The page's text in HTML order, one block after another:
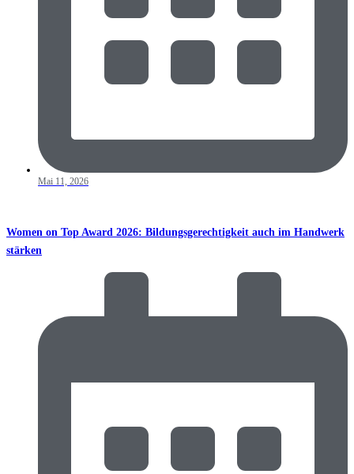
Mai 11, 2026
Women on Top Award 2026: Bildungsgerechtigkeit auch im Handwerk
stärken